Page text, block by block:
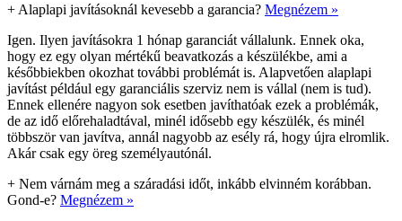
+ Alaplapi javításoknál kevesebb a garancia? Megnézem »
Igen. Ilyen javításokra 1 hónap garanciát vállalunk. Ennek oka,
hogy ez egy olyan mértékű beavatkozás a készülékbe, ami a
későbbiekben okozhat további problémát is. Alapvetően alaplapi
javítást például egy garanciális szerviz nem is vállal (nem is tud).
Ennek ellenére nagyon sok esetben javíthatóak ezek a problémák,
de az idő előrehaladtával, minél idősebb egy készülék, és minél
többször van javítva, annál nagyobb az esély rá, hogy újra elromlik.
Akár csak egy öreg személyautónál.
+ Nem várnám meg a száradási időt, inkább elvinném korábban.
Gond-e? Megnézem »